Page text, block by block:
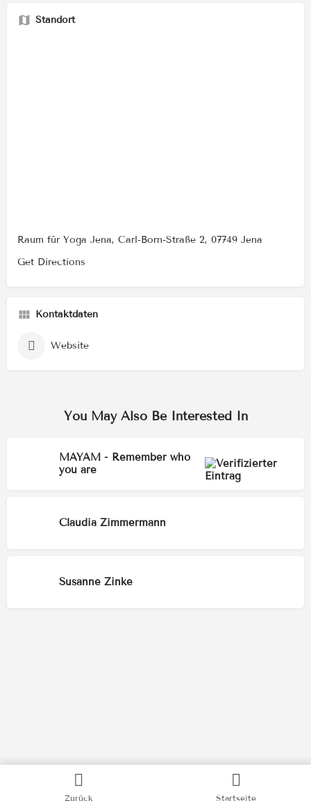
Standort
Raum für Yoga Jena, Carl-Born-Straße 2, 07749 Jena
Get Directions
Kontaktdaten
Website
You May Also Be Interested In
MAYAM - Remember who
you are
Claudia Zimmermann
Susanne Zinke
Zurück Startseite